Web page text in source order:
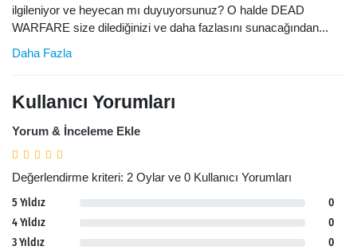
ilgileniyor ve heyecan mı duyuyorsunuz? O halde DEAD
WARFARE size dilediğinizi ve daha fazlasını sunacağından...
Daha Fazla
Kullanıcı Yorumları
Yorum & İnceleme Ekle
Değerlendirme kriteri: 2 Oylar ve 0 Kullanıcı Yorumları
5 Yıldız
0
4 Yıldız
0
3 Yıldız
0